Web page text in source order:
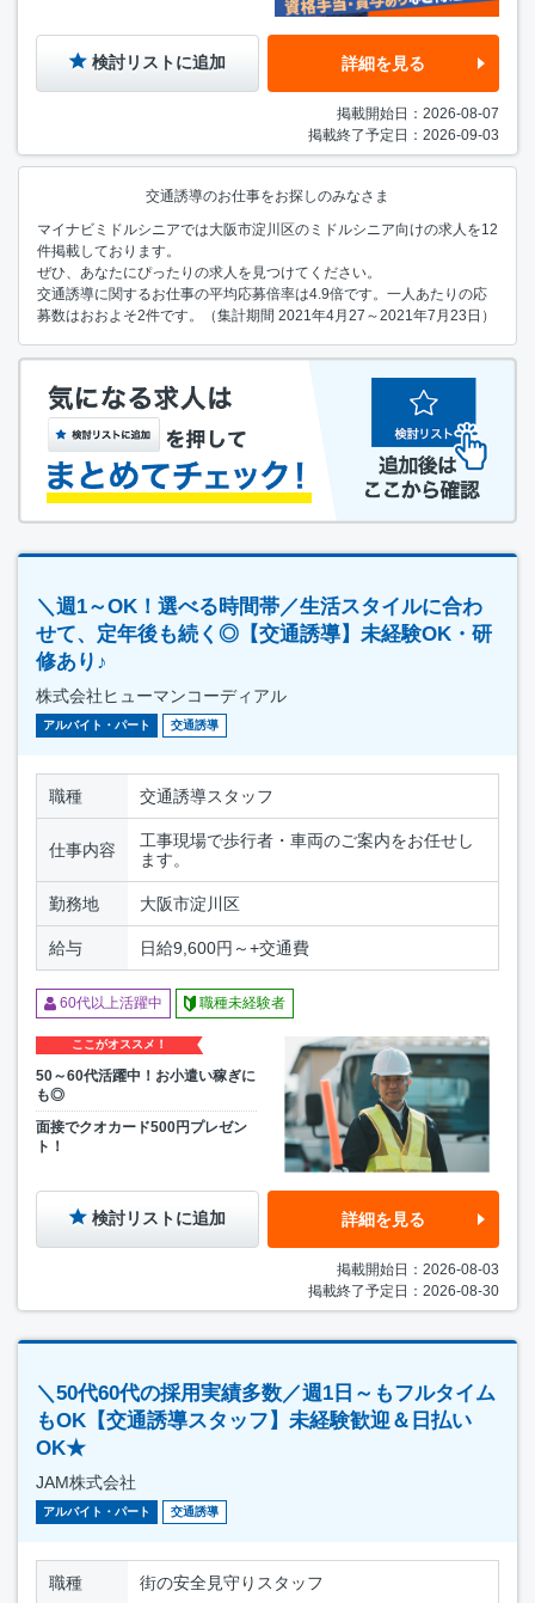
検討リストに追加 詳細を見る
掲載開始日：2026-08-07
掲載終了予定日：2026-09-03
交通誘導のお仕事をお探しのみなさま
マイナビミドルシニアでは大阪市淀川区のミドルシニア向けの求人を12
件掲載しております。
ぜひ、あなたにぴったりの求人を見つけてください。
交通誘導に関するお仕事の平均応募倍率は4.9倍です。一人あたりの応
募数はおおよそ2件です。（集計期間 2021年4月27～2021年7月23日）
＼週1～OK！選べる時間帯／生活スタイルに合わ
せて、定年後も続く◎【交通誘導】未経験OK・研
修あり♪
株式会社ヒューマンコーディアル
アルバイト・パート 交通誘導
職種 交通誘導スタッフ
仕事内容
工事現場で歩行者・車両のご案内をお任せし
ます。
勤務地 大阪市淀川区
給与 日給9,600円～+交通費
60代以上活躍中 職種未経験者
ここがオススメ！
50～60代活躍中！お小遣い稼ぎに
も◎
面接でクオカード500円プレゼン
ト！
検討リストに追加 詳細を見る
掲載開始日：2026-08-03
掲載終了予定日：2026-08-30
＼50代60代の採用実績多数／週1日～もフルタイム
もOK【交通誘導スタッフ】未経験歓迎＆日払い
OK★
JAM株式会社
アルバイト・パート 交通誘導
職種 街の安全見守りスタッフ